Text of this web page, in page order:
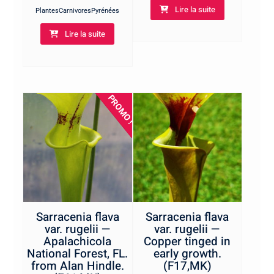
PlantesCarnivoresPyrénées
Lire la suite
Lire la suite
PROMO !
Sarracenia flava
var. rugelii —
Apalachicola
National Forest, FL.
from Alan Hindle.
Sarracenia flava
var. rugelii —
Copper tinged in
early growth.
(F17,MK)